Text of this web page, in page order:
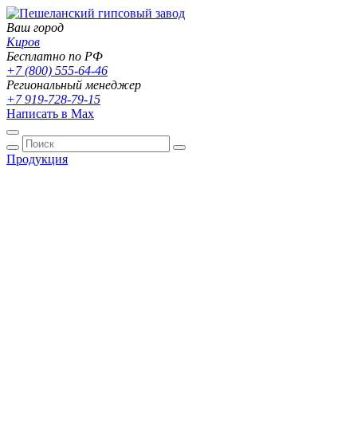
Ваш город
Киров
Бесплатно по РФ
+7 (800) 555-64-46
Региональный менеджер
+7 919-728-79-15
Написать в Max
Продукция